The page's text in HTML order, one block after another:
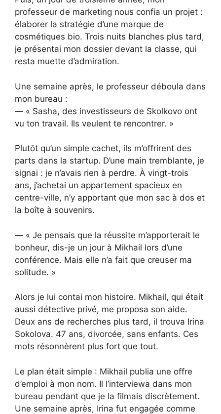
professeur de marketing nous confia un projet :
élaborer la stratégie d’une marque de
cosmétiques bio. Trois nuits blanches plus tard,
je présentai mon dossier devant la classe, qui
resta muette d’admiration.
Une semaine après, le professeur déboula dans
mon bureau :
— « Sasha, des investisseurs de Skolkovo ont
vu ton travail. Ils veulent te rencontrer. »
Plutôt qu’un simple cachet, ils m’offrirent des
parts dans la startup. D’une main tremblante, je
signai : je n’avais rien à perdre. À vingt-trois
ans, j’achetai un appartement spacieux en
centre-ville, n’y apportant que mon sac à dos et
la boîte à souvenirs.
— « Je pensais que la réussite m’apporterait le
bonheur, dis-je un jour à Mikhail lors d’une
conférence. Mais elle n’a fait que creuser ma
solitude. »
Alors je lui contai mon histoire. Mikhail, qui était
aussi détective privé, me proposa son aide.
Deux ans de recherches plus tard, il trouva Irina
Sokolova. 47 ans, divorcée, sans enfants. Ces
mots résonnèrent plus fort que tout.
Le plan était simple : Mikhail publia une offre
d’emploi à mon nom. Il l’interviewa dans mon
bureau pendant que je la filmais discrètement.
Une semaine après, Irina fut engagée comme